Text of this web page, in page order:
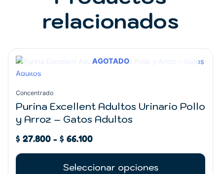
relacionados
AGOTADO
Concentrado
Purina Excellent Adultos Urinario Pollo
y Arroz – Gatos Adultos
$ 27.800 - $ 66.100
de
hasta
$ 66.100
Seleccionar opciones
Este
producto
tiene
múltiples
variantes.
opciones
se
elegir